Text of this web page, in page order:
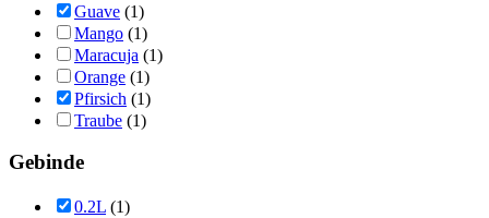
Guave (1)
Mango (1)
Maracuja (1)
Orange (1)
Pfirsich (1)
Traube (1)
Gebinde
0.2L (1)